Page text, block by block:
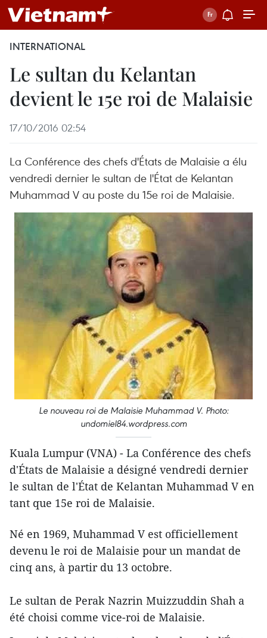
INTERNATIONAL
Le sultan du Kelantan
devient le 15e roi de Malaisie
17/10/2016 02:54
La Conférence des chefs d'États de Malaisie a élu
vendredi dernier le sultan de l'État de Kelantan
Muhammad V ​au poste du 15e roi de Malaisie.
Le nouveau roi de Malaisie Muhammad V. Photo:
undomiel84.wordpress.com
Kuala Lumpur (VNA) - La Conférence des chefs
d'États de Malaisie a ​désigné vendredi dernier
le sultan de l'État de Kelantan Muhammad V ​en
tant que 15e roi de Malaisie.
Né en 1969, Muhammad V est officiellement
devenu le roi de Malaisie pour un mandat de
cinq ans, à partir du 13 octobre.
Le sultan de Perak Nazrin Muizzuddin Shah a
été choisi comme vice-roi de Malaisie.